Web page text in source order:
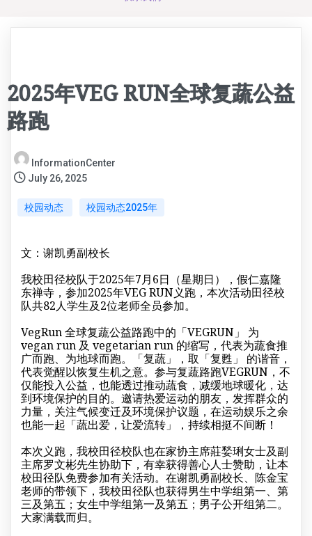
2025年VEG RUN全球复蔬公益
路跑
InformationCenter
July 26, 2025
校园动态 校园动态2025年
文：谢凯勇副校长
我校田径校队于2025年7月6日（星期日），假仁嘉隆
东禅寺，参加2025年VEG RUN义跑，本次活动田径校
队共82人学生及2位老师全员参加。
VegRun 全球复蔬公益路跑中的「VEGRUN」 为
vegan run 及 vegetarian run 的缩写，代表为蔬食推
广而跑、为地球而跑。「复蔬」，取「复甦」 的谐音，
代表觉醒以恢复生机之意。参与复蔬路跑VEGRUN，不
仅能投入公益，也能透过推动蔬食，减缓地球暖化，达
到环境保护的目的。邀请热爱运动的朋友，发挥群众的
力量，关注气候变迁及环境保护议题，在运动娱乐之余
也能一起「蔬出爱，让爱流转」，持续相挺不间断！
本次义跑，我校田径校队也在家协主席莊媝琍女士及副
主席罗文彬先生协助下，有幸获得善心人士赞助，让本
校田径队免费参加有关活动。在谢凯勇副校长、陈金宝
老师的带领下，我校田径队也获得男生中学组第一、第
三及第五；女生中学组第一及第五；男子公开组第二。
大家满载而归。